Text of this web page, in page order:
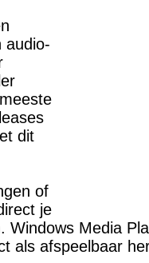
audio-
dit
of
je
Windows Media
als afspeelbaar